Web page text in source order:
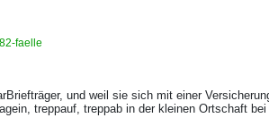
faelle
und weil sie sich mit einer
treppauf, treppab in der kleinen Ortschaft